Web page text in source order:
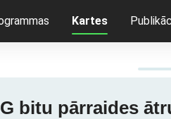
Kartes
bitu pārraides